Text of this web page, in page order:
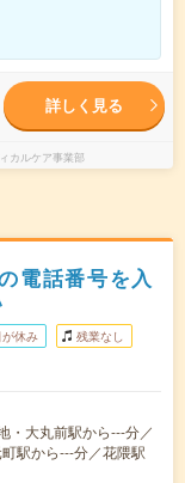
詳しく見る
カルケア事業部
電話番号を入
が休み 残業なし
・大丸前駅から---分／
駅から---分／花隈駅